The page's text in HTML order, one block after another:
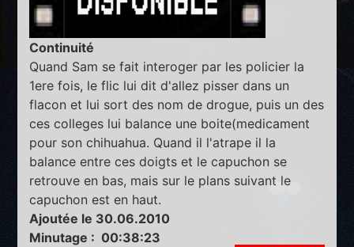
Continuité
Quand Sam se fait interoger par les policier la
1ere fois, le flic lui dit d'allez pisser dans un
flacon et lui sort des nom de drogue, puis un des
ces colleges lui balance une boite(medicament
pour son chihuahua. Quand il l'atrape il la
balance entre ces doigts et le capuchon se
retrouve en bas, mais sur le plans suivant le
capuchon est en haut.
Ajoutée le 30.06.2010
Minutage : 00:38:23